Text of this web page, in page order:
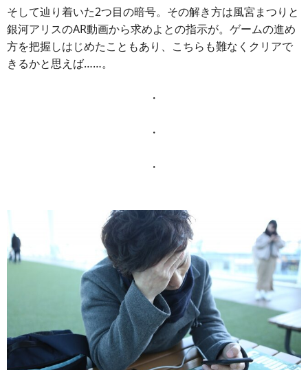
そして辿り着いた2つ目の暗号。その解き方は風宮まつりと
銀河アリスのAR動画から求めよとの指示が。ゲームの進め
方を把握しはじめたこともあり、こちらも難なくクリアで
きるかと思えば……。
・
・
・